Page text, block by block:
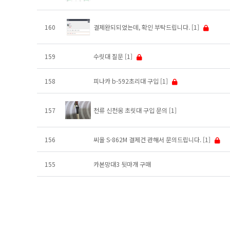
160 결제완되되었는데, 확인 부탁드립니다. [1]
159 수릿대 질문 [1]
158 피나카 b-592초리대 구입 [1]
157 천류 신천옹 초릿대 구입 문의 [1]
156 씨올 S-862M 결제건 관해서 문의드립니다. [1]
155 카본망대3 뒷마개 구매